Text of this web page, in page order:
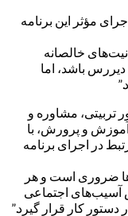
مؤثر این برنامه
خالصانه
باشد، اما
تربیتی، مشاوره و
و پرورش، با
در اجرای برنامه
ضروری است و هر
آسیب‌های اجتماعی
دستور کار قرار گیرد.”